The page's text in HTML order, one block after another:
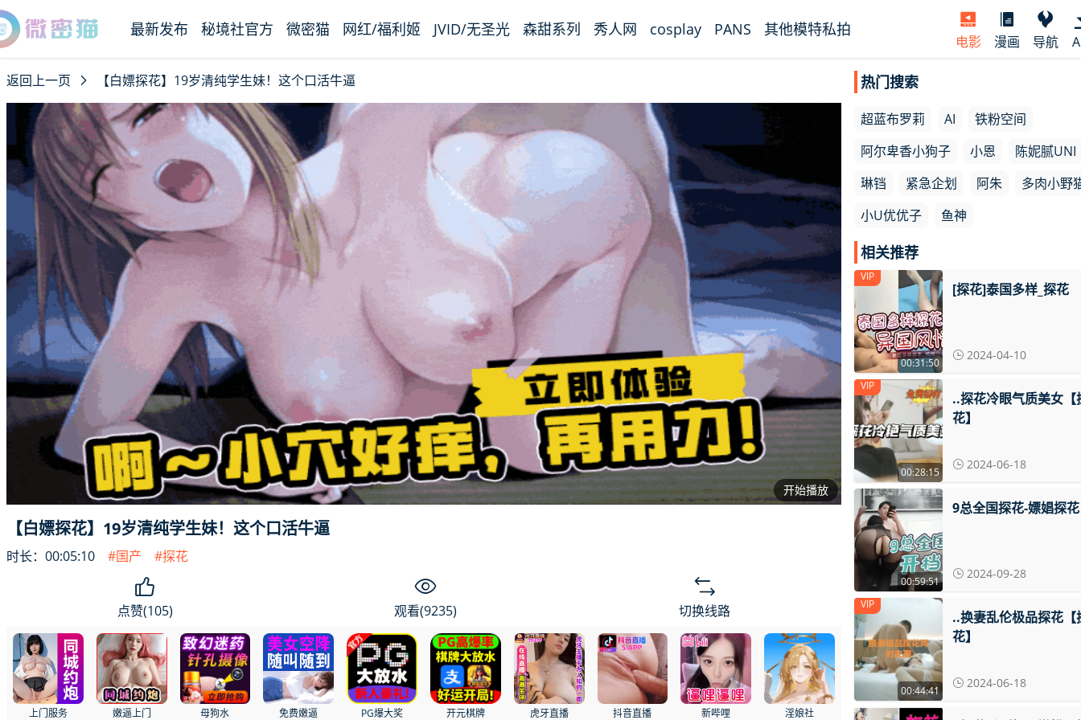
最新发布 秘境社官方 微密猫 网红/福利姬 JVID/无圣光 森甜系列 秀人网 cosplay PANS 其他模特私拍
电影 漫画 导航
返回上一页 【白嫖探花】19岁清纯学生妹！这个口活牛逼
开始播放
【白嫖探花】19岁清纯学生妹！这个口活牛逼
时长：00:05:10 #国产 #探花
点赞(105) 观看(9235) 切换线路
上门服务 嫩逼上门 母狗水 免费嫩逼 PG爆大奖 开元棋牌 虎牙直播 抖音直播 新哔哩 淫娘社
热门搜索
超蓝布罗莉 AI
铁粉空间
阿尔卑香小狗子
小恩
陈妮腻UNI
琳铛
紧急企划 阿朱
多肉小野
小U优优子
鱼神
相关推荐
VIP
00:31:50
[探花]泰国多样_探花
2024-04-10
VIP
00:28:15
..探花冷眼气质美女【
花】
2024-06-18
00:59:51
9总全国探花-嫖娼探花
2024-09-28
VIP
00:44:41
..换妻乱伦极品探花【
花】
2024-06-18